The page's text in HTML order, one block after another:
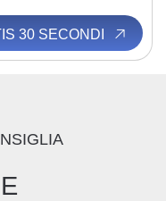
30 SECONDI